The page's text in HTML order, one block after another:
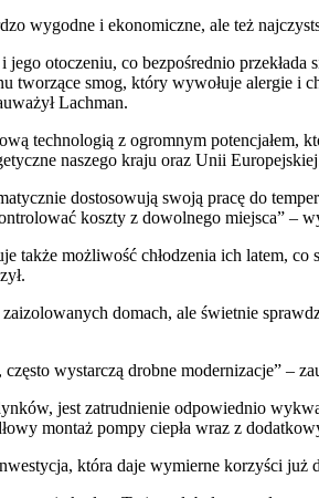
wygodne i ekonomiczne, ale też
otoczeniu, co bezpośrednio
smog, który wywołuje alergie i
Lachman.
technologią z ogromnym
naszego kraju oraz Unii
dostosowują swoją pracę do
koszty z dowolnego miejsca” –
możliwość chłodzenia ich latem,
domach, ale świetnie
wystarczą drobne modernizacje” –
jest zatrudnienie odpowiednio
montaż pompy ciepła wraz z
która daje wymierne korzyści już